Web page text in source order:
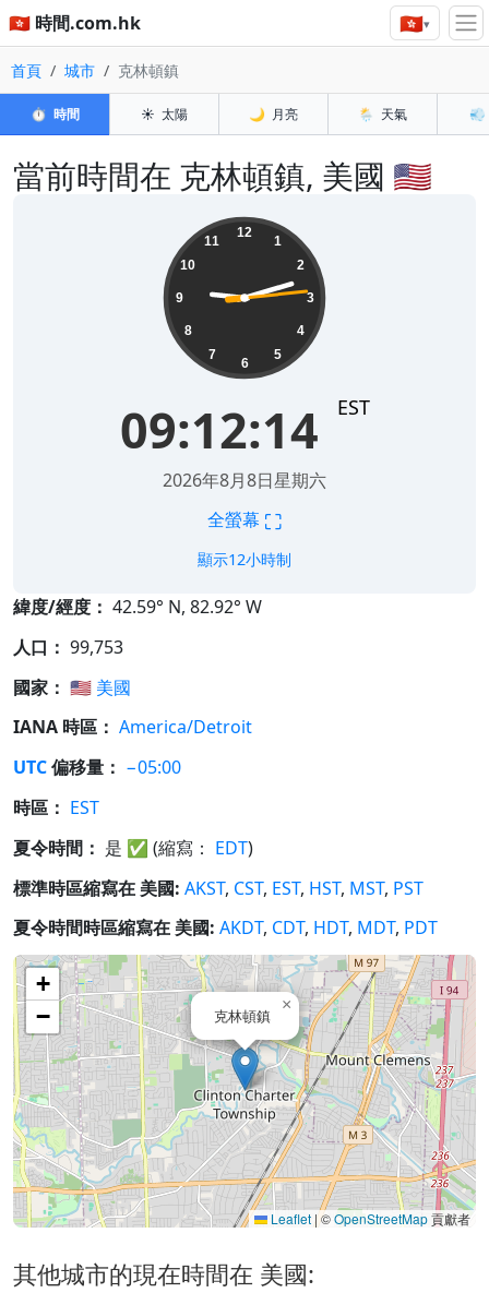
🇭🇰 時間.com.hk 🇭🇰▾
首頁 城市 克林頓鎮
⏱️ 時間 ☀️ 太陽 🌙 月亮 🌦️ 天氣 💨
當前時間在 克林頓鎮, 美國 🇺🇸
12
1
2
3
4
5
6
7
8
9
10
11
09:12:14 EST
2026年8月8日星期六
全螢幕 ⛶
顯示12小時制
緯度/經度： 42.59° N, 82.92° W
人口： 99,753
國家： 🇺🇸 美國
IANA 時區： America/Detroit
UTC偏移量： −05:00
時區： EST
夏令時間： 是 ✅ (縮寫： EDT)
標準時區縮寫在 美國: AKST, CST, EST, HST, MST, PST
夏令時間時區縮寫在 美國: AKDT, CDT, HDT, MDT, PDT
克林頓鎮
×
+
−
Leaflet|©OpenStreetMap貢獻者
其他城市的現在時間在 美國: